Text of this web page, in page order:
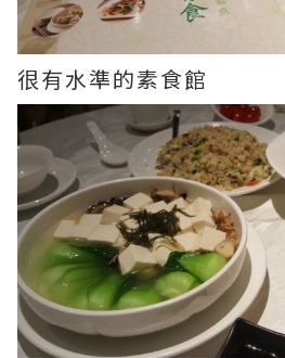
很有水準的素食館